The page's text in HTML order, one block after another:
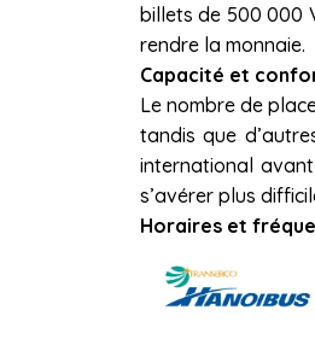
billets de 500 000
rendre la monnaie.
Capacité et
Le nombre de
tandis que
international
s’avérer plus
Horaires et